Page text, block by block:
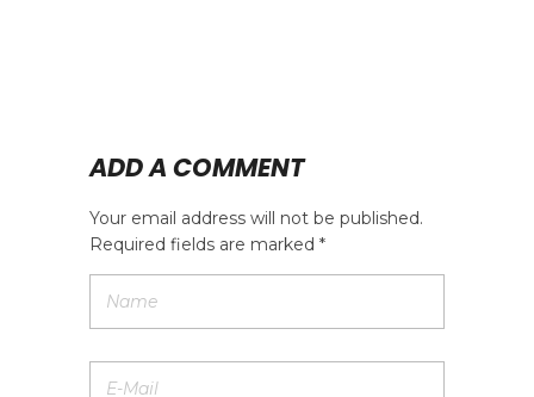
ADD A COMMENT
Your email address will not be published.
Required fields are marked *